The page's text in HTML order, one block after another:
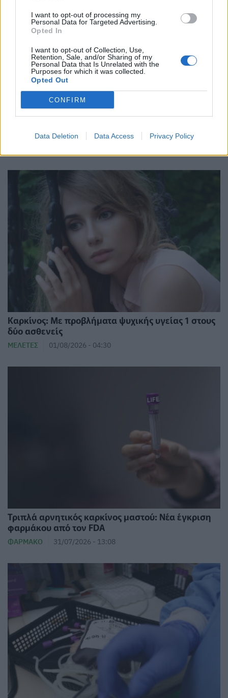
I want to opt-out of processing my
Personal Data for Targeted Advertising.
Opted In
I want to opt-out of Collection, Use,
Retention, Sale, and/or Sharing of my
Personal Data that Is Unrelated with the
Purposes for which it was collected.
Opted Out
CONFIRM
Data Deletion Data Access Privacy Policy
⁠Συμπληρώματα αργιρίνης: Είναι αλήθεια ότι
καρκίνο;
Καρκίνος: Με προβλήματα ψυχικής υγείας 1 στους
δύο ασθενείς
ΜΕΛΈΤΕΣ 01/08/2026 - 04:30
Τριπλά αρνητικός καρκίνος μαστού: Νέα έγκριση
φαρμάκου από τον FDA
ΦΆΡΜΑΚΟ 31/07/2026 - 13:08